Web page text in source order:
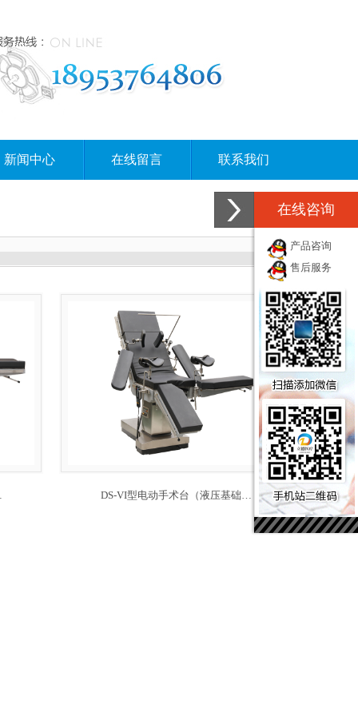
新闻中心 在线留言 联系我们
DS-VI型电动手术台（液压基础…
在线咨询
产品咨询
售后服务